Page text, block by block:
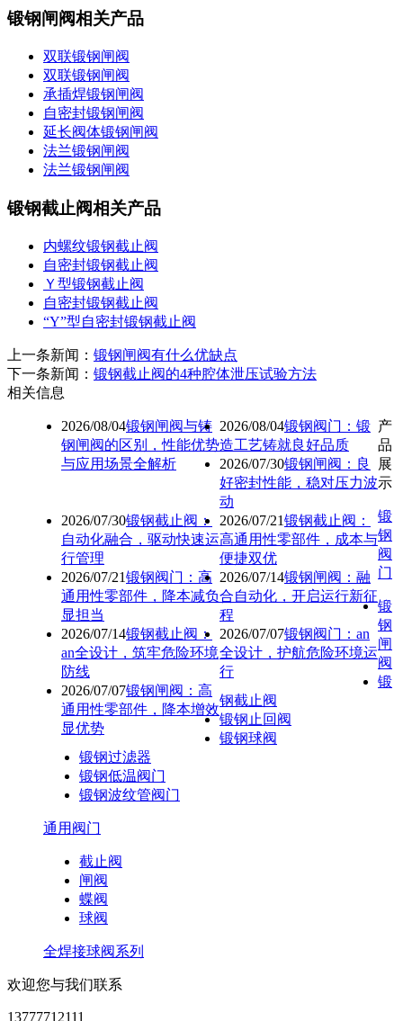
锻钢闸阀相关产品
双联锻钢闸阀
双联锻钢闸阀
承插焊锻钢闸阀
自密封锻钢闸阀
延长阀体锻钢闸阀
法兰锻钢闸阀
法兰锻钢闸阀
锻钢截止阀相关产品
内螺纹锻钢截止阀
自密封锻钢截止阀
Ｙ型锻钢截止阀
自密封锻钢截止阀
“Y”型自密封锻钢截止阀
上一条新闻： 锻钢闸阀有什么优缺点
下一条新闻： 锻钢截止阀的4种腔体泄压试验方法
相关信息
2026/08/04锻钢闸阀与铸
钢闸阀的区别，性能优势
与应用场景全解析
2026/08/04锻钢阀门：锻
造工艺铸就良好品质
2026/07/30锻钢闸阀：良
好密封性能，稳对压力波
动
2026/07/30锻钢截止阀：
自动化融合，驱动快速运
行管理
2026/07/21锻钢截止阀：
高通用性零部件，成本与
便捷双优
2026/07/21锻钢阀门：高
通用性零部件，降本减负
显担当
2026/07/14锻钢闸阀：融
合自动化，开启运行新征
程
2026/07/14锻钢截止阀：
an全设计，筑牢危险环境
防线
2026/07/07锻钢阀门：an
全设计，护航危险环境运
行
2026/07/07锻钢闸阀：高
通用性零部件，降本增效
显优势
产
品
展
示
锻
钢
阀
门
锻
钢
闸
阀
锻
钢截止阀
锻钢止回阀
锻钢球阀
锻钢过滤器
锻钢低温阀门
锻钢波纹管阀门
通用阀门
截止阀
闸阀
蝶阀
球阀
全焊接球阀系列
欢迎您与我们联系
13777712111